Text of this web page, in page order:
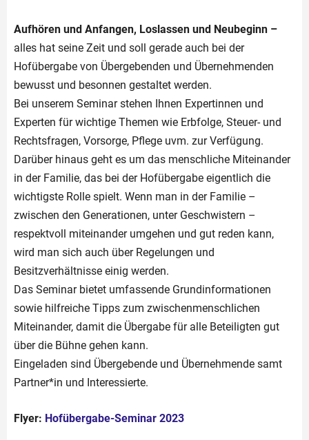
Aufhören und Anfangen, Loslassen und Neubeginn –
alles hat seine Zeit und soll gerade auch bei der
Hofübergabe von Übergebenden und Übernehmenden
bewusst und besonnen gestaltet werden.
Bei unserem Seminar stehen Ihnen Expertinnen und
Experten für wichtige Themen wie Erbfolge, Steuer- und
Rechtsfragen, Vorsorge, Pflege uvm. zur Verfügung.
Darüber hinaus geht es um das menschliche Miteinander
in der Familie, das bei der Hofübergabe eigentlich die
wichtigste Rolle spielt. Wenn man in der Familie –
zwischen den Generationen, unter Geschwistern –
respektvoll miteinander umgehen und gut reden kann,
wird man sich auch über Regelungen und
Besitzverhältnisse einig werden.
Das Seminar bietet umfassende Grundinformationen
sowie hilfreiche Tipps zum zwischenmenschlichen
Miteinander, damit die Übergabe für alle Beteiligten gut
über die Bühne gehen kann.
Eingeladen sind Übergebende und Übernehmende samt
Partner*in und Interessierte.
Flyer: Hofübergabe-Seminar 2023